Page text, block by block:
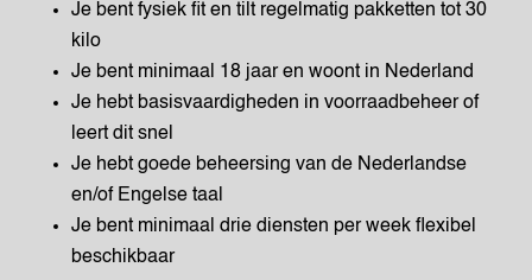
Je bent fysiek fit en tilt regelmatig pakketten tot 30
kilo
Je bent minimaal 18 jaar en woont in Nederland
Je hebt basisvaardigheden in voorraadbeheer of
leert dit snel
Je hebt goede beheersing van de Nederlandse
en/of Engelse taal
Je bent minimaal drie diensten per week flexibel
beschikbaar